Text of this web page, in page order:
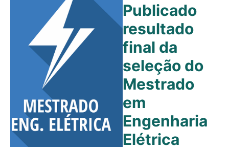
Publicado
resultado
final da
seleção do
Mestrado
em
Engenharia
Elétrica